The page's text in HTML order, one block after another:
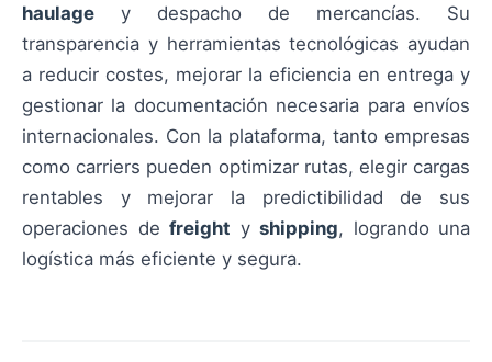
haulage y despacho de mercancías. Su
transparencia y herramientas tecnológicas ayudan
a reducir costes, mejorar la eficiencia en entrega y
gestionar la documentación necesaria para envíos
internacionales. Con la plataforma, tanto empresas
como carriers pueden optimizar rutas, elegir cargas
rentables y mejorar la predictibilidad de sus
operaciones de freight y shipping, logrando una
logística más eficiente y segura.